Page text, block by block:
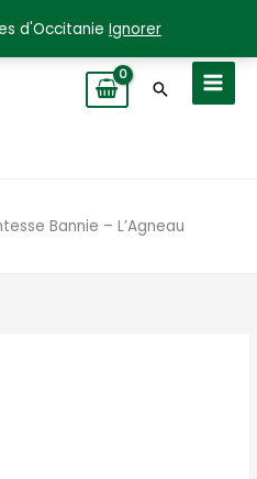
d'Occitanie Ignorer
Bannie – L’Agneau